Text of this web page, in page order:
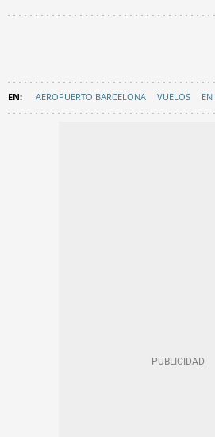
AEROPUERTO BARCELONA VUELOS